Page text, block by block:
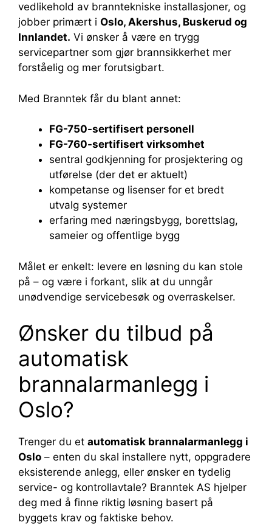
vedlikehold av branntekniske installasjoner, og
jobber primært i Oslo, Akershus, Buskerud og
Innlandet. Vi ønsker å være en trygg
servicepartner som gjør brannsikkerhet mer
forståelig og mer forutsigbart.
Med Branntek får du blant annet:
FG-750-sertifisert personell
FG-760-sertifisert virksomhet
sentral godkjenning for prosjektering og
utførelse (der det er aktuelt)
kompetanse og lisenser for et bredt
utvalg systemer
erfaring med næringsbygg, borettslag,
sameier og offentlige bygg
Målet er enkelt: levere en løsning du kan stole
på – og være i forkant, slik at du unngår
unødvendige servicebesøk og overraskelser.
Ønsker du tilbud på
automatisk
brannalarmanlegg i
Oslo?
Trenger du et automatisk brannalarmanlegg i
Oslo – enten du skal installere nytt, oppgradere
eksisterende anlegg, eller ønsker en tydelig
service- og kontrollavtale? Branntek AS hjelper
deg med å finne riktig løsning basert på
byggets krav og faktiske behov.